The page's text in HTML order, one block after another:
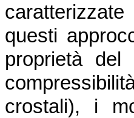
questi
proprietà
crostali), i